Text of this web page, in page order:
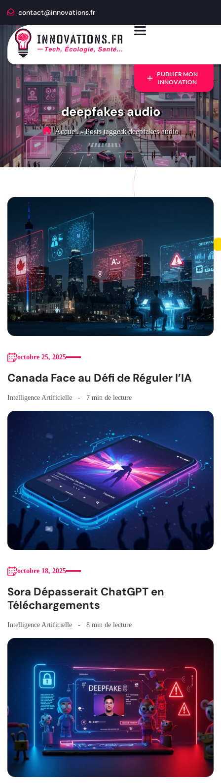
contact@innovations.fr
PUBLIER MON
INNOVATION
deepfakes audio
Accueil - Posts tagged: deepfakes audio
octobre 25, 2025
Canada Face au Défi de Réguler l’IA
Intelligence Artificielle 7 min de lecture
octobre 18, 2025
Sora Dépasserait ChatGPT en
Téléchargements
Intelligence Artificielle 8 min de lecture